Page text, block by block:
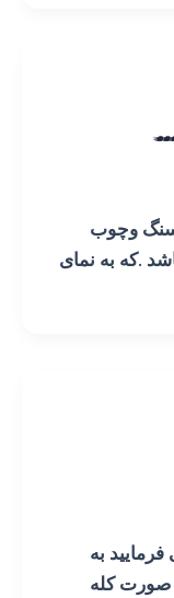
…
وچوب
.که به نمای
به
کله